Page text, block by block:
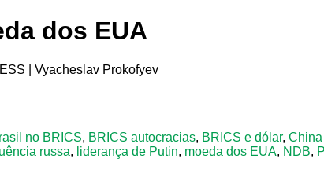
dos EUA
no BRICS, BRICS autocracias, BRICS e dólar,
russa, liderança de Putin, moeda dos EUA, NDB,